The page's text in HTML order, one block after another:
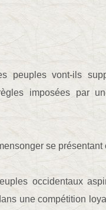
peuples vont-ils
imposées par
se
occidentaux
une compétition